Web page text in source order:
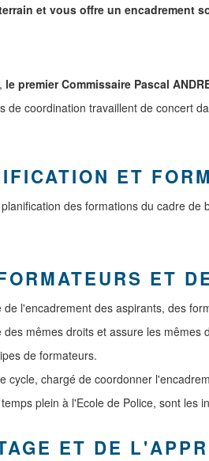
et vous offre un encadrement
le premier Commissaire Pascal
de coordination travaillent de concert
ET
des formations du cadre
ET
l'encadrement des aspirants, des
mêmes droits et assure les mêmes
de formateurs.
cycle, chargé de coordonner
plein à l'Ecole de Police, sont
ET DE